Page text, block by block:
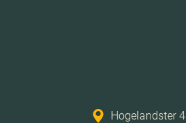
Hogelandster 4